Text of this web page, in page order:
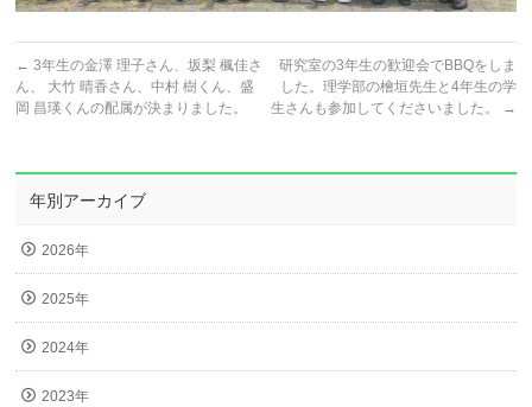
← 3年生の金澤 理子さん、坂梨 楓佳さ
ん、 大竹 晴香さん、中村 樹くん、盛
岡 昌瑛くんの配属が決まりました。
研究室の3年生の歓迎会でBBQをしま
した。理学部の檜垣先生と4年生の学
生さんも参加してくださいました。
→
年別アーカイブ
2026年
2025年
2024年
2023年